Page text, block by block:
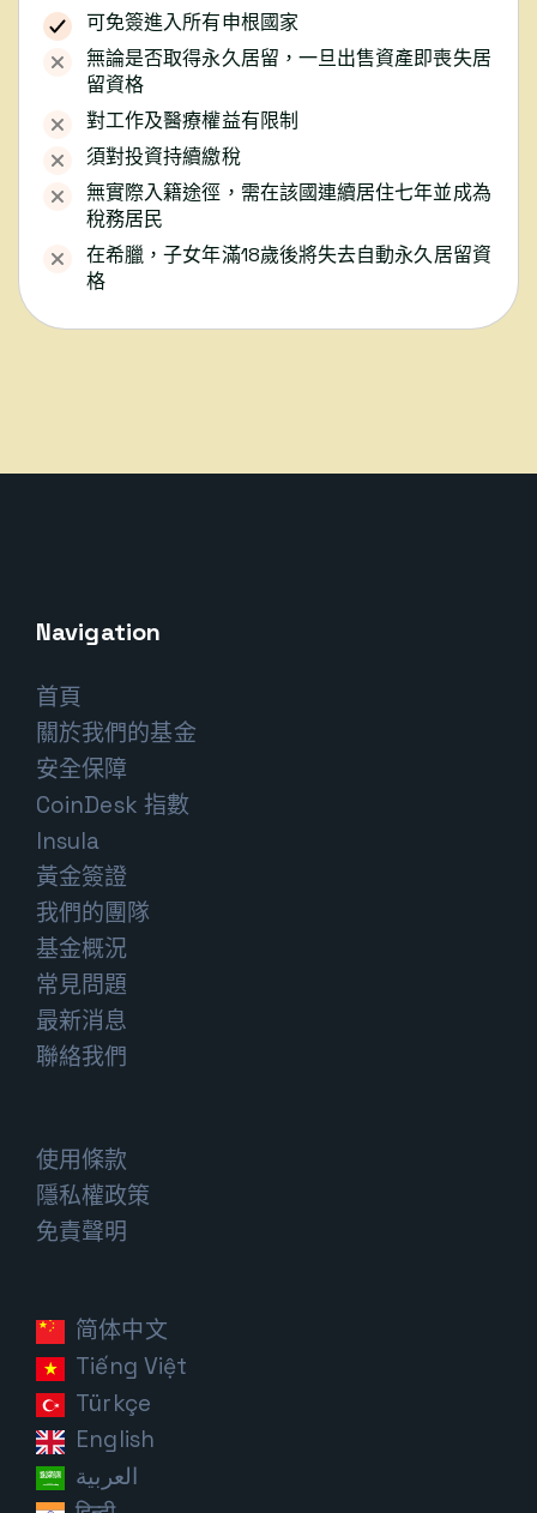
可免簽進入所有申根國家
無論是否取得永久居留，一旦出售資產即喪失居
留資格
對工作及醫療權益有限制
須對投資持續繳稅
無實際入籍途徑，需在該國連續居住七年並成為
稅務居民
在希臘，子女年滿18歲後將失去自動永久居留資
格
Navigation
首頁
關於我們的基金
安全保障
CoinDesk 指數
Insula
黃金簽證
我們的團隊
基金概況
常見問題
最新消息
聯絡我們
使用條款
隱私權政策
免責聲明
简体中文
Tiếng Việt
Türkçe
English
العربية